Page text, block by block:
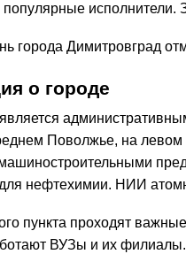
исполнители.
города Димитровград
о городе
Поволжье, на
нефтехимии. НИИ
пункта проходят
ВУЗы и их